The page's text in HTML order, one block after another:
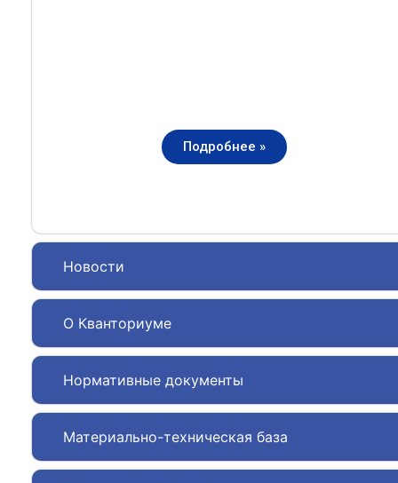
Новости
О Кванториуме
Нормативные документы
Материально-техническая база
Подробнее »